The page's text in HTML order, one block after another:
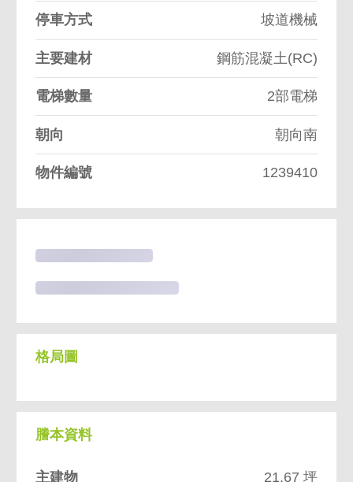
停車方式 坡道機械
主要建材 鋼筋混凝土(RC)
電梯數量 2部電梯
朝向 朝向南
物件編號 1239410
格局圖
謄本資料
主建物 21.67 坪